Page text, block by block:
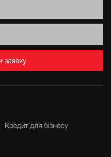
заявку
Кредит для бізнесу